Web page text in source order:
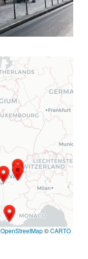
OpenStreetMap©CARTO